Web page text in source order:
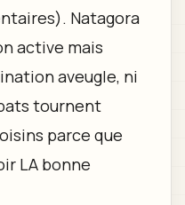
Natagora
active mais
aveugle, ni
tournent
parce que
LA bonne